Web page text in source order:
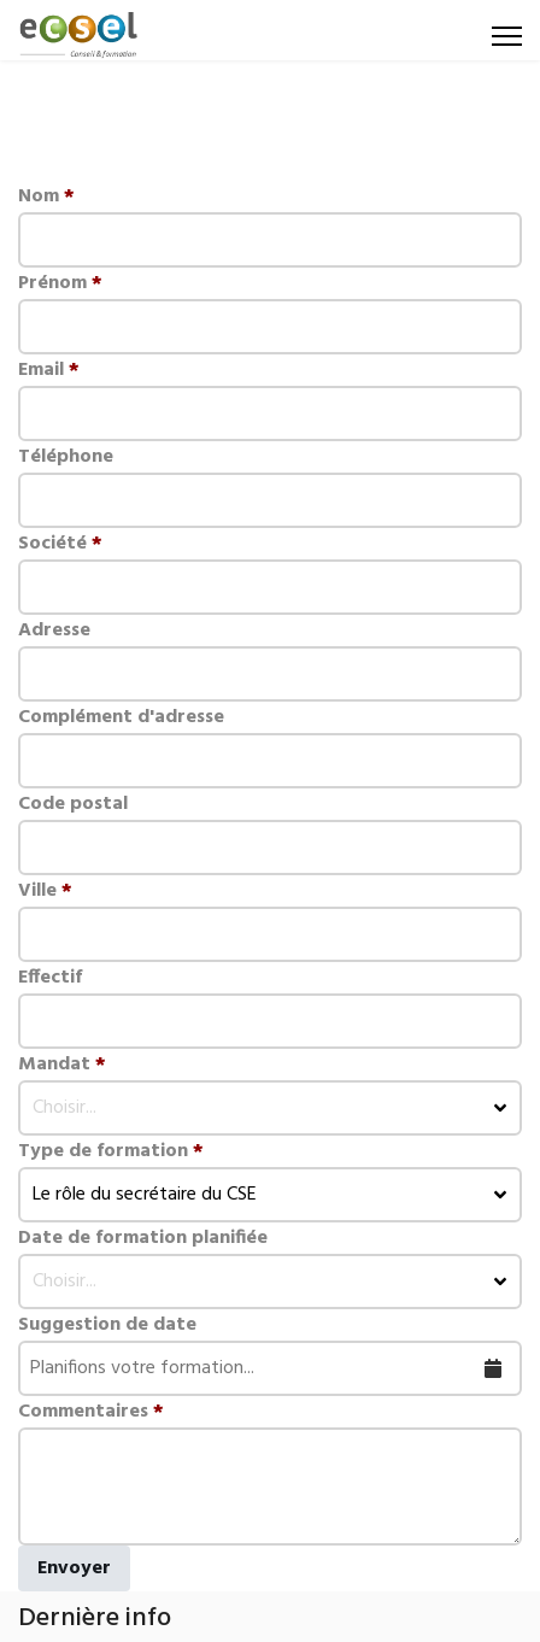
Nom*
Prénom*
Email*
Téléphone
Société*
Adresse
Complément d'adresse
Code postal
Ville*
Effectif
Mandat*
Choisir...
Type de formation*
Le rôle du secrétaire du CSE
Date de formation planifiée
Choisir...
Suggestion de date
Commentaires*
Envoyer
Dernière info